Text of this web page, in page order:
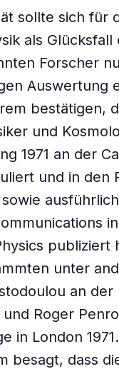
sollte sich für
als Glücksfall
Forscher
Auswertung
bestätigen,
und
1971 an der
und in den
in
publiziert
unter
an der
Roger
in London
besagt, dass